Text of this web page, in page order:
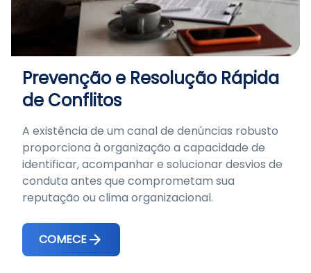
Prevenção e Resolução Rápida
de Conflitos
A existência de um canal de denúncias robusto
proporciona à organização a capacidade de
identificar, acompanhar e solucionar desvios de
conduta antes que comprometam sua
reputação ou clima organizacional.
COMECE